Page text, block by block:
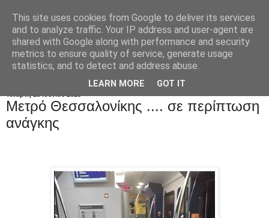
Μετρό Θεσσαλονίκης .... σε περίπτωση
ανάγκης
This site uses cookies from Google to deliver its services
and to analyze traffic. Your IP address and user-agent are
shared with Google along with performance and security
metrics to ensure quality of service, generate usage
statistics, and to detect and address abuse.
LEARN MORE GOT IT